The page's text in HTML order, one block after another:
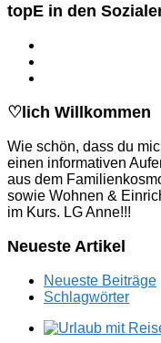
topE in den
♡lich Willkommen
Wie schön, dass du
einen informativen
aus dem
sowie Wohnen &
im Kurs. LG Anne!!!
Neueste Artikel
Neueste Beiträge
Schlagwörter